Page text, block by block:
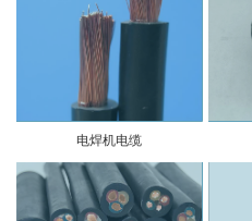
电焊机电缆